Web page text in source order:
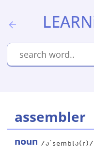
assembler
noun /əˈsemblə(r)/